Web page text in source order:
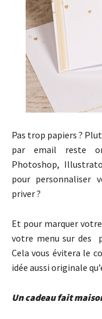
Pas trop papiers ?
par email reste
Photoshop,
pour personnaliser
priver ?
Et pour marquer
votre menu sur des
Cela vous évitera le
idée aussi originale
Un cadeau fait